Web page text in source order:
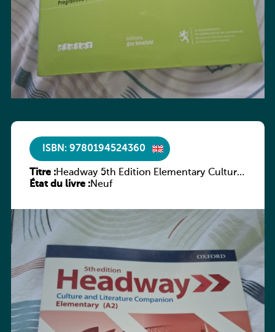
ISBN: 9780194524360
Titre :Headway 5th Edition Elementary Culture
and Literature Companion
État du livre :Neuf